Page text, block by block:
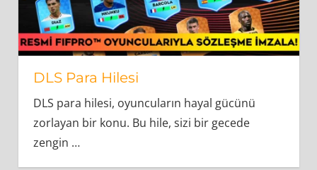
DLS Para Hilesi
DLS para hilesi, oyuncuların hayal gücünü
zorlayan bir konu. Bu hile, sizi bir gecede
zengin …